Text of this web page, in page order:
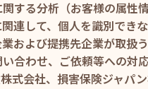
する分析（お客様の属性
連して、個人を識別でき
および提携先企業が取扱
合わせ、ご依頼等への対
式会社、損害保険ジャパ